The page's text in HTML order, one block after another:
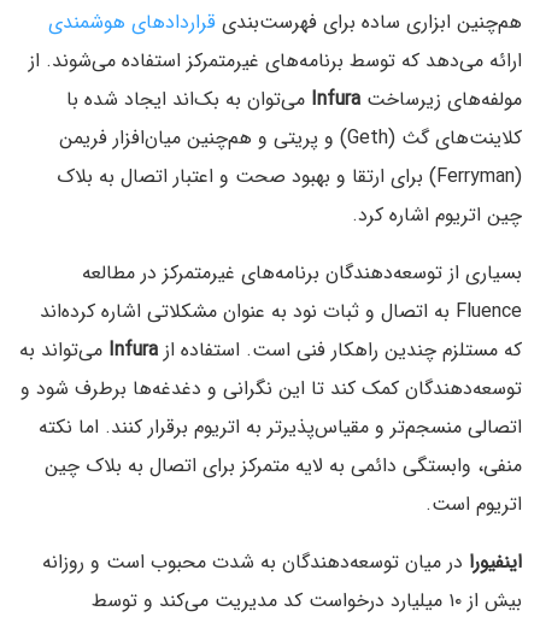
هم‌چنین ابزاری ساده برای فهرست‌بندی قراردادهای هوشمندی
ارائه می‌دهد که توسط برنامه‌های غیرمتمرکز استفاده می‌شوند. از
مولفه‌های زیرساخت Infura می‌توان به بک‌اند ایجاد شده با
کلاینت‌های گث (Geth) و پریتی و هم‌چنین میان‌افزار فریمن
(Ferryman) برای ارتقا و بهبود صحت و اعتبار اتصال به بلاک
چین اتریوم اشاره کرد.
بسیاری از توسعه‌دهندگان برنامه‌های غیرمتمرکز در مطالعه
Fluence به اتصال و ثبات نود به عنوان مشکلاتی اشاره کرده‌اند
که مستلزم چندین راهکار فنی است. استفاده از Infura می‌تواند به
توسعه‌دهندگان کمک کند تا این نگرانی و دغدغه‌ها برطرف شود و
اتصالی منسجم‌تر و مقیاس‌پذیرتر به اتریوم برقرار کنند. اما نکته
منفی، وابستگی دائمی به لایه متمرکز برای اتصال به بلاک چین
اتریوم است.
اینفیورا در میان توسعه‌دهندگان به شدت محبوب است و روزانه
بیش از ۱۰ میلیارد درخواست کد مدیریت می‌کند و توسط